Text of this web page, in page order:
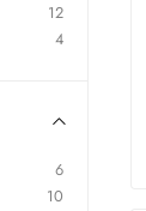
12
4
6
10